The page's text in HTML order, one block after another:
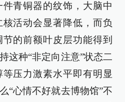
青铜器的纹饰，大脑中
活动会显著降低，而负
的前额叶皮层功能得到
这种“非定向注意”状态二
压力激素水平即有明显
“心情不好就去博物馆”不